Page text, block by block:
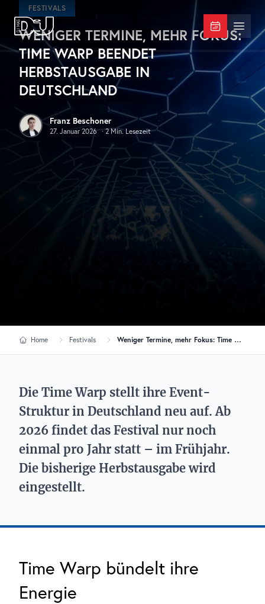
Zum Hauptinhalt springen
DJ Mag Germany Menü
FESTIVALS
WENIGER TERMINE, MEHR FOKUS:
TIME WARP BEENDET
HERBSTAUSGABE IN
DEUTSCHLAND
Franz Beschoner
27. Januar 2026 ·2Min. Lesezeit
Home Festivals Weniger Termine, mehr Fokus: Time Warp beendet Herbstausgabe in Deutschland
Die Time Warp stellt ihre Event-
Struktur in Deutschland neu auf. Ab
2026 findet das Festival nur noch
einmal pro Jahr statt – im Frühjahr.
Die bisherige Herbstausgabe wird
eingestellt.
Time Warp bündelt ihre
Energie